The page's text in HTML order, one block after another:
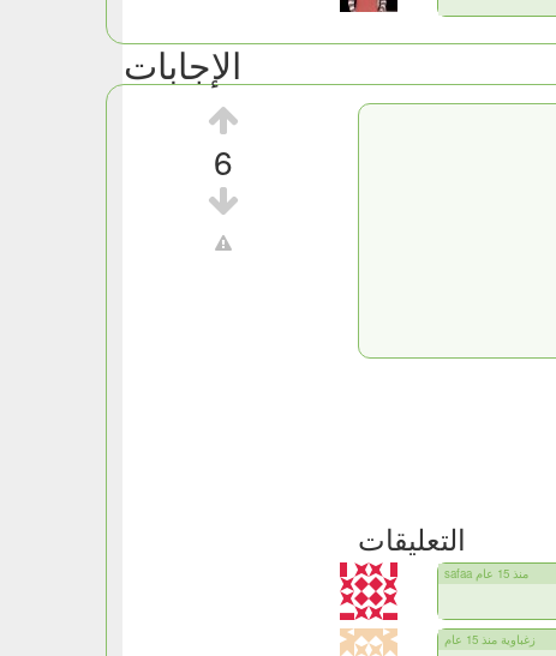
الإجابات
6
التعليقات
safaa منذ 15 عام
زغباوية منذ 15 عام